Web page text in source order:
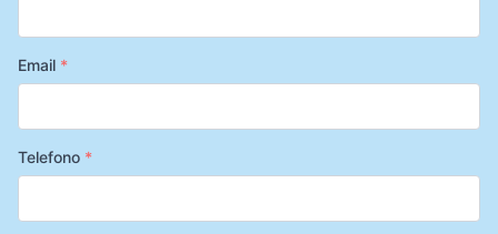
Email *
Telefono *